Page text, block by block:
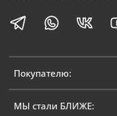
Покупателю:
МЫ стали БЛИЖЕ: